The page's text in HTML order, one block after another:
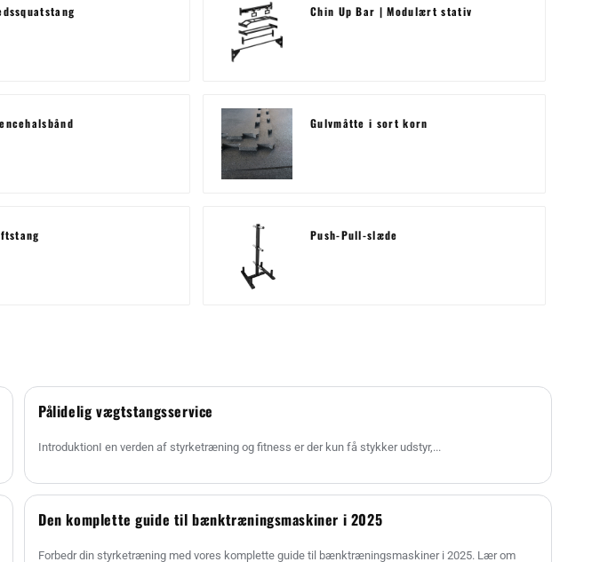
Chin Up Bar | Modulært stativ
Gulvmåtte i sort korn
Push-Pull-slæde
Pålidelig vægtstangsservice
IntroduktionI en verden af styrketræning og fitness er der kun få stykker udstyr,...
Den komplette guide til bænktræningsmaskiner i 2025
Forbedr din styrketræning med vores komplette guide til bænktræningsmaskiner i 2025. Lær om